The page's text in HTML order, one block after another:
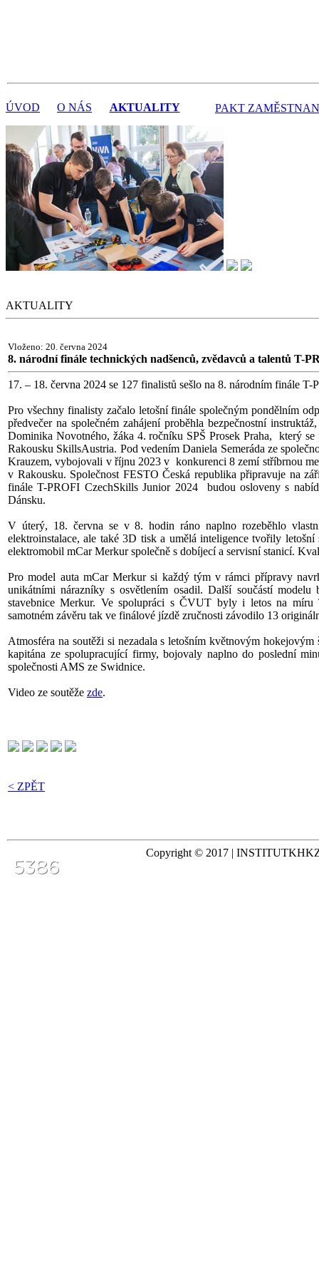
ÚVOD O NÁS AKTUALITY PAKT
AKTUALITY
Vloženo: 20. června 2024
8. národní finále technických nadšenců, zvědavců a talentů T-
17. – 18. června 2024 se 127 finalistů sešlo na 8. národním finále
Pro všechny finalisty začalo letošní finále společným pondělním
předvečer na společném zahájení proběhla bezpečnostní
Dominika Novotného, žáka 4. ročníku SPŠ Prosek Praha, který
Rakousku SkillsAustria. Pod vedením Daniela Semeráda ze
Krauzem, vybojovali v říjnu 2023 v konkurenci 8 zemí stříbrnou
v Rakousku. Společnost FESTO Česká republika připravuje na
finále T-PROFI CzechSkills Junior 2024 budou osloveny s
Dánsku.
V úterý, 18. června se v 8. hodin ráno naplno rozeběhlo
elektroinstalace, ale také 3D tisk a umělá inteligence tvořily
elektromobil mCar Merkur společně s dobíjecí a servisní stanicí.
Pro model auta mCar Merkur si každý tým v rámci přípravy
unikátními nárazníky s osvětlením osadil. Další součástí
stavebnice Merkur. Ve spolupráci s ČVUT byly i letos na
samotném závěru tak ve finálové jízdě zručnosti závodilo 13
Atmosféra na soutěži si nezadala s letošním květnovým
kapitána ze spolupracující firmy, bojovaly naplno do poslední
společnosti AMS ze Swidnice.
Video ze soutěže zde.
< ZPĚT
Copyright © 2017 |